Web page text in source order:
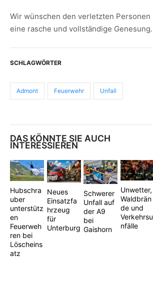
Wir wünschen den verletzten Personen
eine rasche und vollständige Genesung.
SCHLAGWÖRTER
Admont Feuerwehr Unfall
DAS KÖNNTE SIE AUCH
INTERESSIEREN
Hubschra
uber
unterstütz
en
Feuerweh
ren bei
Löscheins
atz
Neues
Einsatzfa
hrzeug
für
Unterburg
Schwerer
Unfall auf
der A9
bei
Gaishorn
Unwetter,
Waldbrän
de und
Verkehrsu
nfälle